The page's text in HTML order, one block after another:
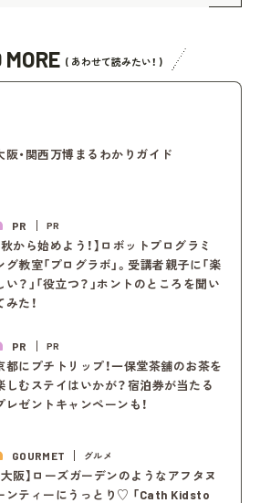
MORE ( あわせて読みたい！ )
阪・関西万博まるわかりガイド
PR PR
秋から始めよう！】ロボットプログラミ
グ教室「プログラボ」。受講者親子に「楽
い？」「役立つ？」ホントのところを聞い
みた！
PR PR
都にプチトリップ！一保堂茶舖のお茶を
しむステイはいかが？宿泊券が当たる
レゼントキャンペーンも！
GOURMET グルメ
大阪】ローズガーデンのようなアフタヌ
ンティーにうっとり♡ 「Cath Kidsto